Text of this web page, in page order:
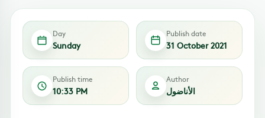
Day
Sunday
Publish date
31 October 2021
Publish time
10:33 PM
Author
الأناضول